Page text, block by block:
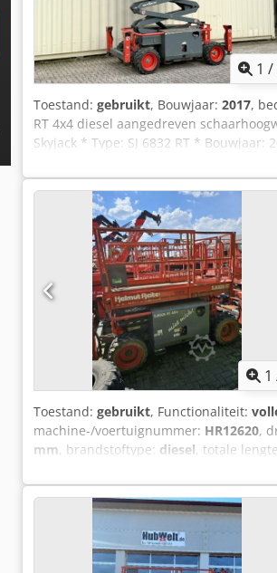
1 /
Toestand: gebruikt, Bouwjaar: 2017,
RT 4x4 diesel aangedreven
Skyjack * Type: SJ 6832 RT *
* Platformhoogte: ca. 9,8 meter *
x hydraulische stabilisatoren * In
(via WhatsApp) Crodszkpyropfx Aphof
bellen naar: Erik Kortum: via
aan worden ontleend. Fouten en
1
Toestand: gebruikt, Functionaliteit:
machine-/voertuignummer: HR12620,
mm, brandstoftype: diesel, totale
,
functioneel Codpoy N Hlfsfx Aphjrf
Bandensituatie achter: 60 - 80%
nieuwe UVV- en inspectiebeurten!
bijgeplamuurd.